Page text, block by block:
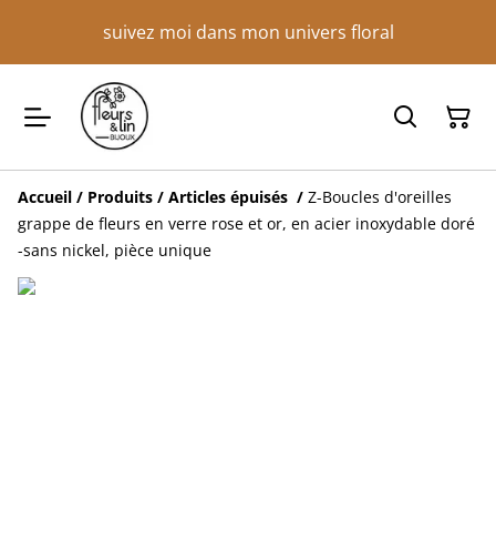
suivez moi dans mon univers floral
Accueil / Produits / Articles épuisés / Z-Boucles d'oreilles
grappe de fleurs en verre rose et or, en acier inoxydable doré
-sans nickel, pièce unique